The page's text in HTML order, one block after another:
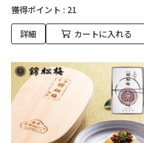
獲得ポイント : 21
詳細 カートに入れる